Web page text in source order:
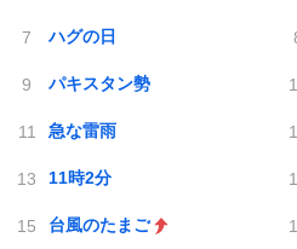
ハグの日
パキスタン勢
急な雷雨
11時2分
台風のたまご